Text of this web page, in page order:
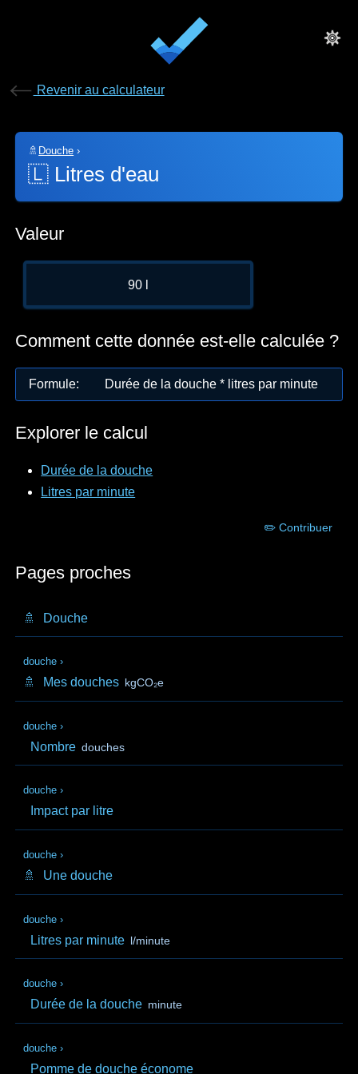
Revenir au calculateur
🚿 Douche ›
🇱 Litres d'eau
Valeur
90 l
Comment cette donnée est-elle calculée ?
Formule: Durée de la douche * litres par minute
Explorer le calcul
Durée de la douche
Litres par minute
✏️ Contribuer
Pages proches
🚿 Douche
douche ›
🚿 Mes douches kgCO₂e
douche ›
Nombre douches
douche ›
Impact par litre
douche ›
🚿 Une douche
douche ›
Litres par minute l/minute
douche ›
Durée de la douche minute
douche ›
Pomme de douche économe